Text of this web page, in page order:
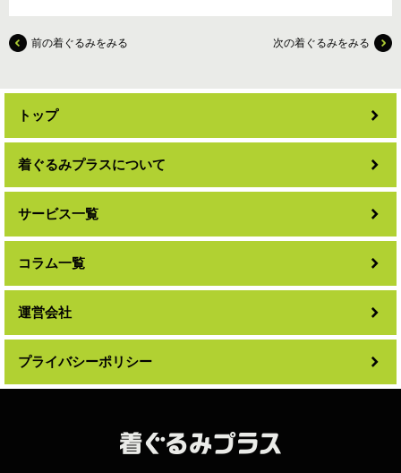
前の着ぐるみをみる 次の着ぐるみをみる
トップ
着ぐるみプラスについて
サービス一覧
コラム一覧
運営会社
プライバシーポリシー